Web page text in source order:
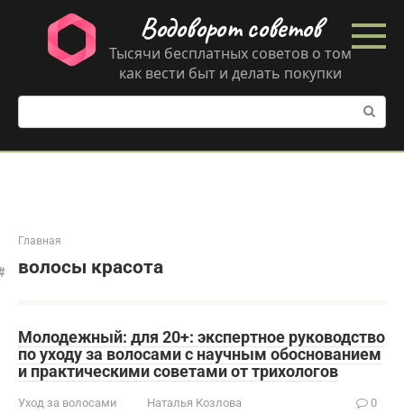
контенту
Водоворот советов
Тысячи бесплатных советов о том
как вести быт и делать покупки
Поиск:
Главная
волосы красота
Молодежный: для 20+: экспертное руководство
по уходу за волосами с научным обоснованием
и практическими советами от трихологов
Уход за волосами Наталья Козлова 0